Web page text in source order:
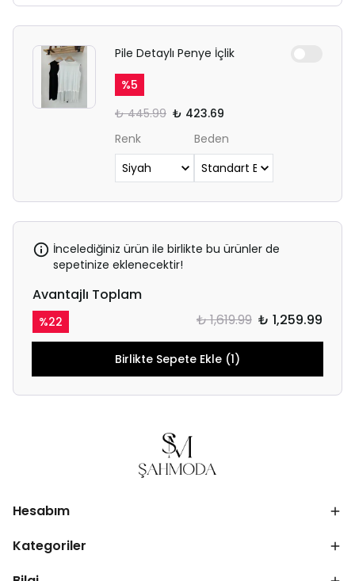
Pile Detaylı Penye İçlik
%5
₺ 445.99 ₺ 423.69
Renk
Beden
İncelediğiniz ürün ile birlikte bu ürünler de
sepetinize eklenecektir!
Avantajlı Toplam
%22 ₺ 1,619.99 ₺ 1,259.99
Birlikte Sepete Ekle (1)
Hesabım
Kategoriler